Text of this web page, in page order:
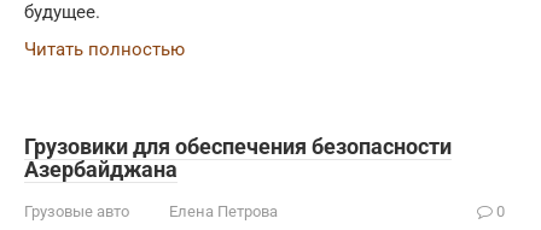
будущее.
Читать полностью
Грузовики для обеспечения безопасности
Азербайджана
Грузовые авто Елена Петрова 0